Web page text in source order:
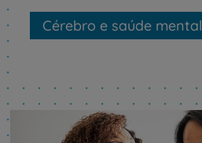
Cérebro e saúde mental